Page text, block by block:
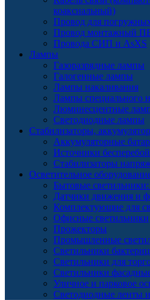
коаксиальный)
Провод для
Провод монтажный
Провода СИП и AsXS
Лампы
Газоразрядные лампы
Галогенные лампы
Лампы накаливания
Лампы специального
Люминесцентные
Светодиодные лампы
Стабилизаторы,
Аккумуляторные
Источники
Стабилизаторы
Осветительное
Бытовые
Датчики движения и
Комплектующие для
Офисные светильники
Прожекторы
Промышленные
Светильники
Светильники для
Светильники
Уличное и парковое
Светодиодные ленты